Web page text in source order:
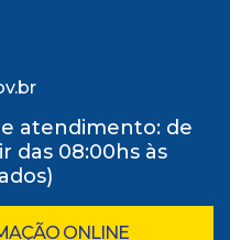
atendimento: de
das 08:00hs às
ONLINE